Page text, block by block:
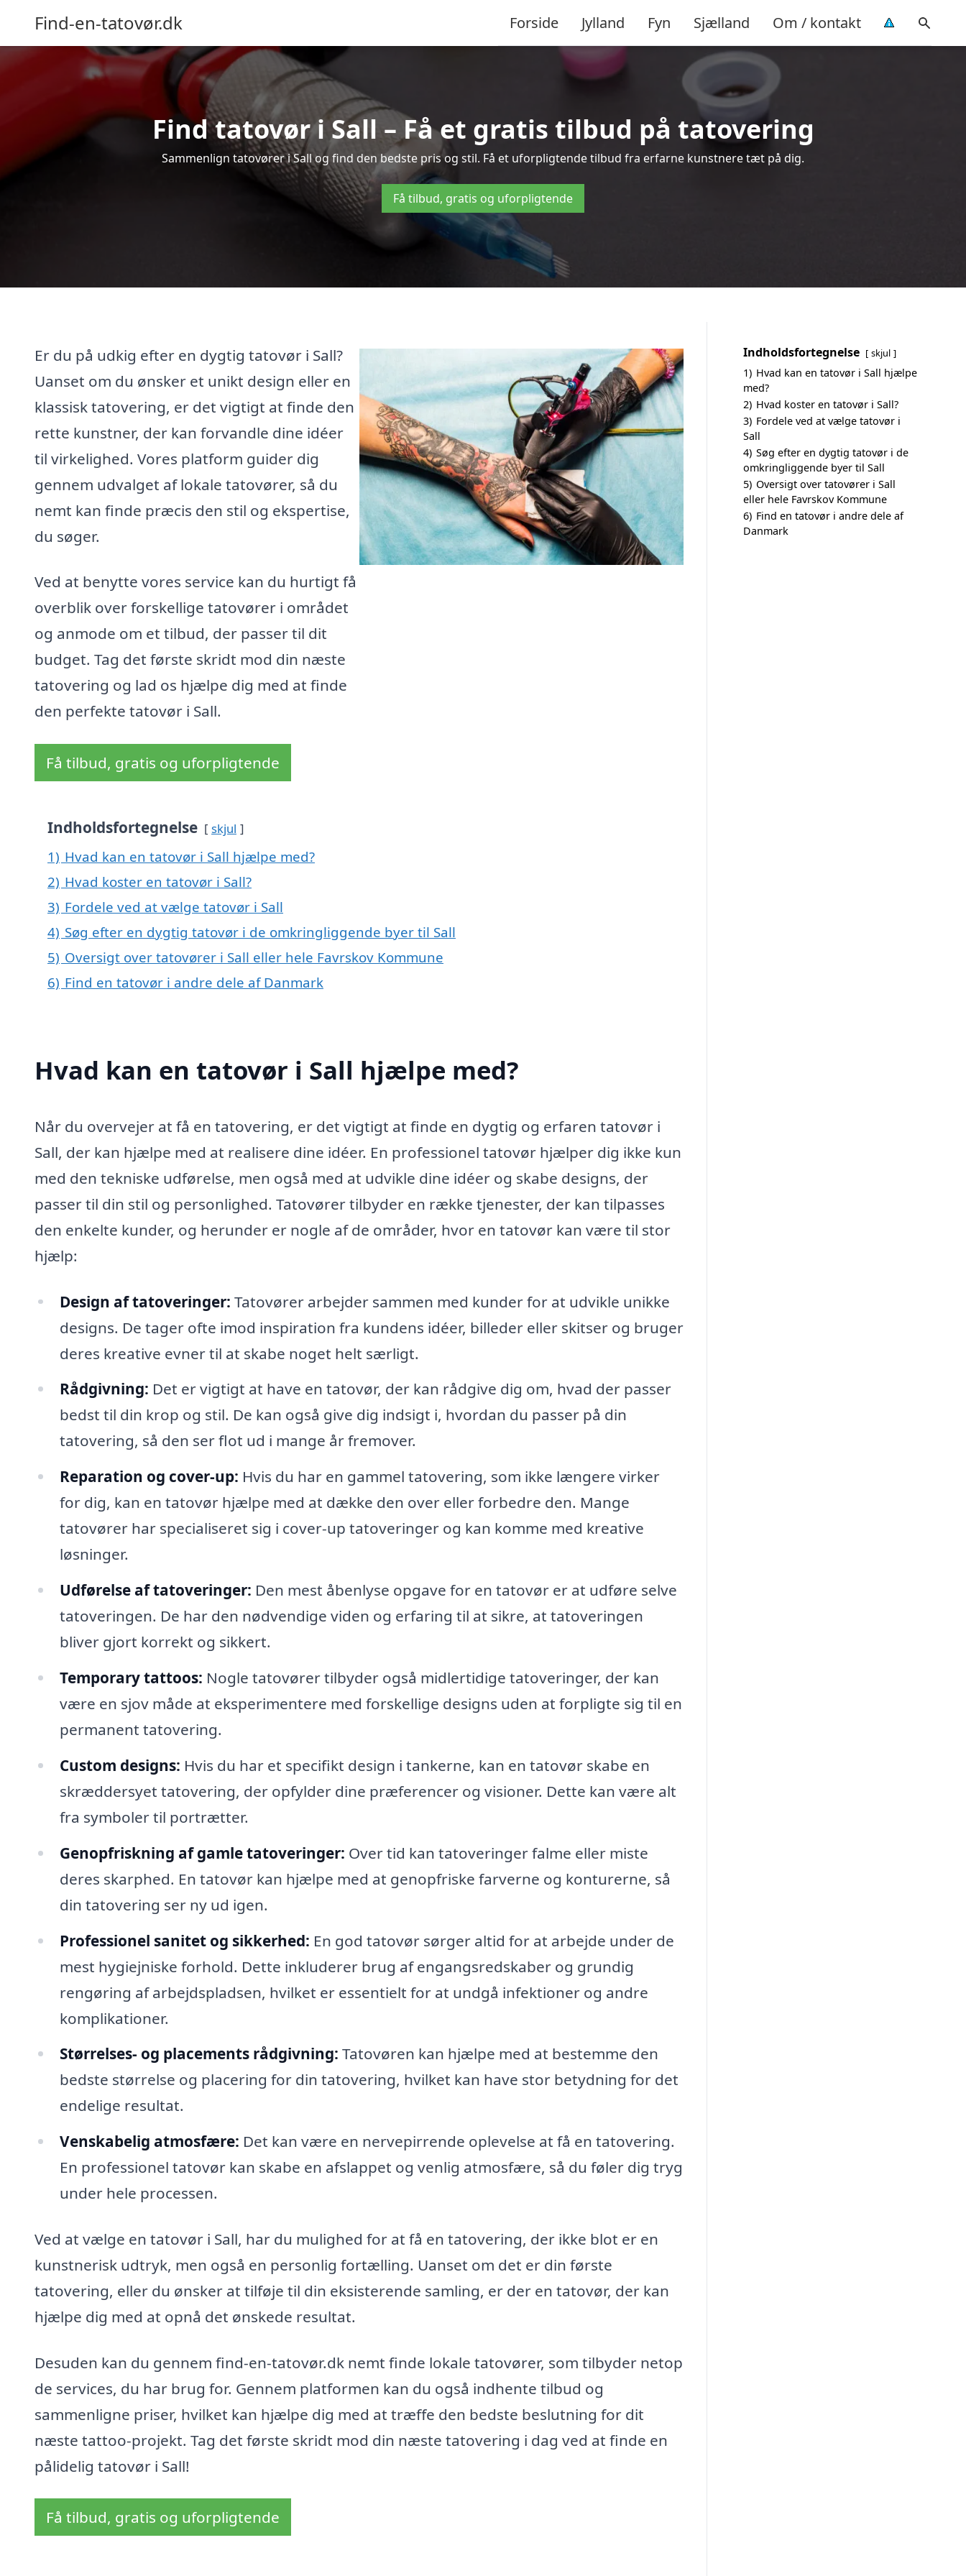
Find-en-tatovør.dk Forside Jylland Fyn Sjælland Om / kontakt
Find tatovør i Sall – Få et gratis tilbud på tatovering
Sammenlign tatovører i Sall og find den bedste pris og stil. Få et uforpligtende tilbud fra erfarne kunstnere tæt på dig.
Få tilbud, gratis og uforpligtende
Er du på udkig efter en dygtig tatovør i Sall?
Uanset om du ønsker et unikt design eller en
klassisk tatovering, er det vigtigt at finde den
rette kunstner, der kan forvandle dine idéer
til virkelighed. Vores platform guider dig
gennem udvalget af lokale tatovører, så du
nemt kan finde præcis den stil og ekspertise,
du søger.
Ved at benytte vores service kan du hurtigt få
overblik over forskellige tatovører i området
og anmode om et tilbud, der passer til dit
budget. Tag det første skridt mod din næste
tatovering og lad os hjælpe dig med at finde
den perfekte tatovør i Sall.
Få tilbud, gratis og uforpligtende
Indholdsfortegnelse skjul
1) Hvad kan en tatovør i Sall hjælpe med?
2) Hvad koster en tatovør i Sall?
3) Fordele ved at vælge tatovør i Sall
4) Søg efter en dygtig tatovør i de omkringliggende byer til Sall
5) Oversigt over tatovører i Sall eller hele Favrskov Kommune
6) Find en tatovør i andre dele af Danmark
Hvad kan en tatovør i Sall hjælpe med?
Når du overvejer at få en tatovering, er det vigtigt at finde en dygtig og erfaren tatovør i
Sall, der kan hjælpe med at realisere dine idéer. En professionel tatovør hjælper dig ikke kun
med den tekniske udførelse, men også med at udvikle dine idéer og skabe designs, der
passer til din stil og personlighed. Tatovører tilbyder en række tjenester, der kan tilpasses
den enkelte kunder, og herunder er nogle af de områder, hvor en tatovør kan være til stor
hjælp:
Design af tatoveringer: Tatovører arbejder sammen med kunder for at udvikle unikke
designs. De tager ofte imod inspiration fra kundens idéer, billeder eller skitser og bruger
deres kreative evner til at skabe noget helt særligt.
Rådgivning: Det er vigtigt at have en tatovør, der kan rådgive dig om, hvad der passer
bedst til din krop og stil. De kan også give dig indsigt i, hvordan du passer på din
tatovering, så den ser flot ud i mange år fremover.
Reparation og cover-up: Hvis du har en gammel tatovering, som ikke længere virker
for dig, kan en tatovør hjælpe med at dække den over eller forbedre den. Mange
tatovører har specialiseret sig i cover-up tatoveringer og kan komme med kreative
løsninger.
Udførelse af tatoveringer: Den mest åbenlyse opgave for en tatovør er at udføre selve
tatoveringen. De har den nødvendige viden og erfaring til at sikre, at tatoveringen
bliver gjort korrekt og sikkert.
Temporary tattoos: Nogle tatovører tilbyder også midlertidige tatoveringer, der kan
være en sjov måde at eksperimentere med forskellige designs uden at forpligte sig til en
permanent tatovering.
Custom designs: Hvis du har et specifikt design i tankerne, kan en tatovør skabe en
skræddersyet tatovering, der opfylder dine præferencer og visioner. Dette kan være alt
fra symboler til portrætter.
Genopfriskning af gamle tatoveringer: Over tid kan tatoveringer falme eller miste
deres skarphed. En tatovør kan hjælpe med at genopfriske farverne og konturerne, så
din tatovering ser ny ud igen.
Professionel sanitet og sikkerhed: En god tatovør sørger altid for at arbejde under de
mest hygiejniske forhold. Dette inkluderer brug af engangsredskaber og grundig
rengøring af arbejdspladsen, hvilket er essentielt for at undgå infektioner og andre
komplikationer.
Størrelses- og placements rådgivning: Tatovøren kan hjælpe med at bestemme den
bedste størrelse og placering for din tatovering, hvilket kan have stor betydning for det
endelige resultat.
Venskabelig atmosfære: Det kan være en nervepirrende oplevelse at få en tatovering.
En professionel tatovør kan skabe en afslappet og venlig atmosfære, så du føler dig tryg
under hele processen.
Ved at vælge en tatovør i Sall, har du mulighed for at få en tatovering, der ikke blot er en
kunstnerisk udtryk, men også en personlig fortælling. Uanset om det er din første
tatovering, eller du ønsker at tilføje til din eksisterende samling, er der en tatovør, der kan
hjælpe dig med at opnå det ønskede resultat.
Desuden kan du gennem find-en-tatovør.dk nemt finde lokale tatovører, som tilbyder netop
de services, du har brug for. Gennem platformen kan du også indhente tilbud og
sammenligne priser, hvilket kan hjælpe dig med at træffe den bedste beslutning for dit
næste tattoo-projekt. Tag det første skridt mod din næste tatovering i dag ved at finde en
pålidelig tatovør i Sall!
Få tilbud, gratis og uforpligtende
Indholdsfortegnelse skjul
1) Hvad kan en tatovør i Sall hjælpe
med?
2) Hvad koster en tatovør i Sall?
3) Fordele ved at vælge tatovør i
Sall
4) Søg efter en dygtig tatovør i de
omkringliggende byer til Sall
5) Oversigt over tatovører i Sall
eller hele Favrskov Kommune
6) Find en tatovør i andre dele af
Danmark